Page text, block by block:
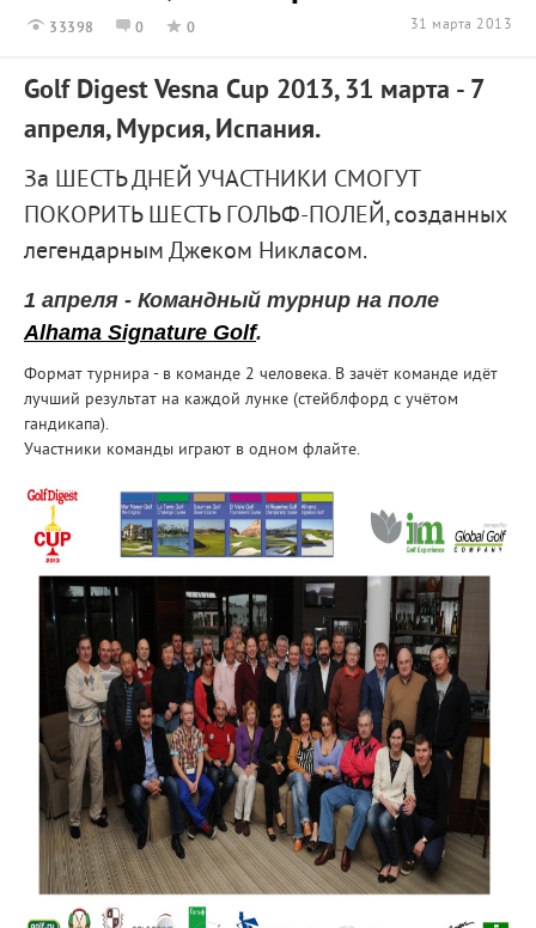
33398 0 0 31 марта 2013
Golf Digest Vesna Cup 2013, 31 марта - 7
апреля, Мурсия, Испания.
За ШЕСТЬ ДНЕЙ УЧАСТНИКИ СМОГУТ
ПОКОРИТЬ ШЕСТЬ ГОЛЬФ-ПОЛЕЙ, созданных
легендарным Джеком Никласом.
1 апреля - Командный турнир на поле
Alhama Signature Golf.
Формат турнира - в команде 2 человека. В зачёт команде идёт
лучший результат на каждой лунке (стейблфорд с учётом
гандикапа).
Участники команды играют в одном флайте.